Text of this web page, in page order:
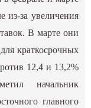
из-за увеличения
В марте они
краткосрочных
12,4 и 13,2%
начальник
главного